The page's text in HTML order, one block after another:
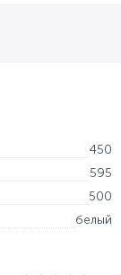
450
595
500
белый